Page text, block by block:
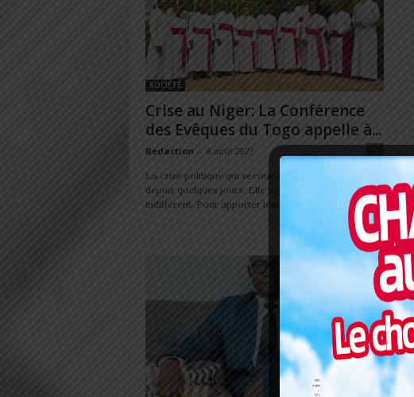
SOCIÉTÉ
Crise au Niger: La Conférence
des Evêques du Togo appelle à...
Redaction - 8 août 2023
La crise politique qui secoue le Niger fait l’actualité
depuis quelques jours. Elle ne laisse personne
indifférent. Pour apporter leur pierre à la résolution...